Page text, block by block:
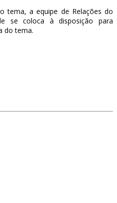
tema, a equipe de Relações do
se coloca à disposição para
do tema.